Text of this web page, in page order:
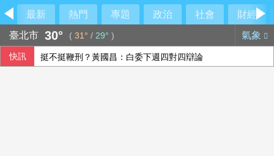
最新 熱門 專題 政治 社會
財經
臺北市 30° ( 31° / 29° ) 氣象
快訊 挺不挺鞭刑？黃國昌：白委下週四對四辯論